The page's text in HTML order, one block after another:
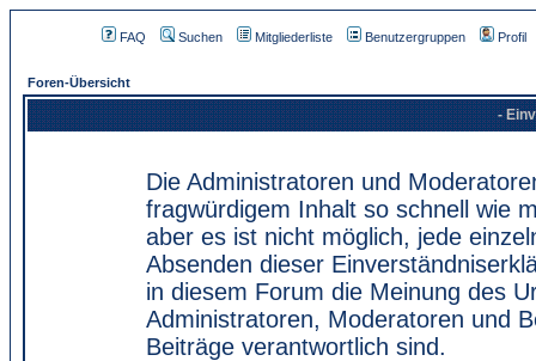
FAQ Suchen Mitgliederliste Benutzergruppen Profil
Foren-Übersicht
-
Die Administratoren und
fragwürdigem Inhalt so schnell wie
aber es ist nicht möglich, jede
Absenden dieser
in diesem Forum die Meinung des
Administratoren, Moderatoren und
Beiträge verantwortlich sind.